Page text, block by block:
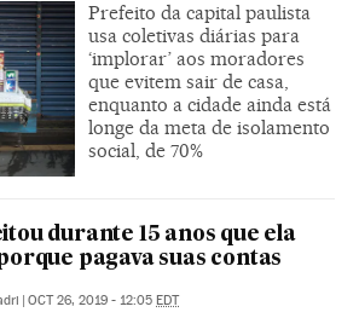
Prefeito da capital paulista
usa coletivas diárias para
‘implorar’ aos moradores
que evitem sair de casa,
enquanto a cidade ainda está
longe da meta de isolamento
social, de 70%
durante 15 anos que ela
pagava suas contas
OCT 26, 2019 - 12:05 EDT